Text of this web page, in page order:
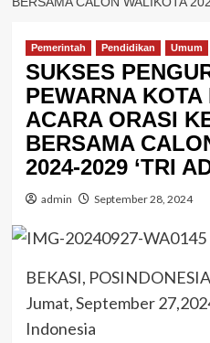
Pemerintah Pendidikan Umum
SUKSES
PEWARNA
ACARA ORASI
BERSAMA
2024-2029 ‘TRI
admin September 28, 2024
BEKASI,
Jumat, September
Indonesia